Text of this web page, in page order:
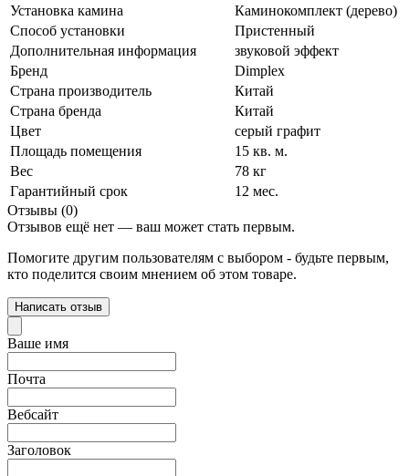
Установка камина
Каминокомплект (дерево)
Способ установки
Пристенный
Дополнительная информация
звуковой эффект
Бренд
Dimplex
Страна производитель
Китай
Страна бренда
Китай
Цвет
серый графит
Площадь помещения
15 кв. м.
Вес
78 кг
Гарантийный срок
12 мес.
Отзывы (0)
Отзывов ещё нет — ваш может стать первым.
Помогите другим пользователям с выбором - будьте первым,
кто поделится своим мнением об этом товаре.
Написать отзыв
Ваше имя
Почта
Вебсайт
Заголовок